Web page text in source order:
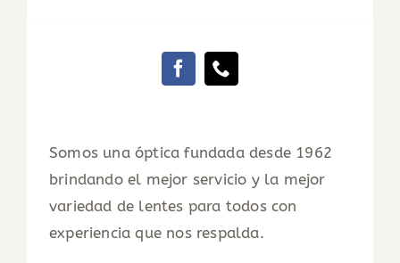
Somos una óptica fundada desde 1962
brindando el mejor servicio y la mejor
variedad de lentes para todos con
experiencia que nos respalda.